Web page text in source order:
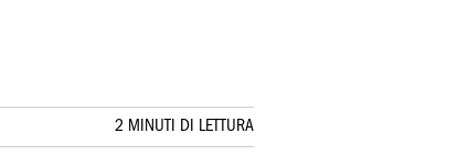
2 MINUTI DI LETTURA